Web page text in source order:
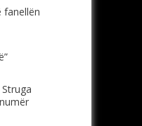
fanellën